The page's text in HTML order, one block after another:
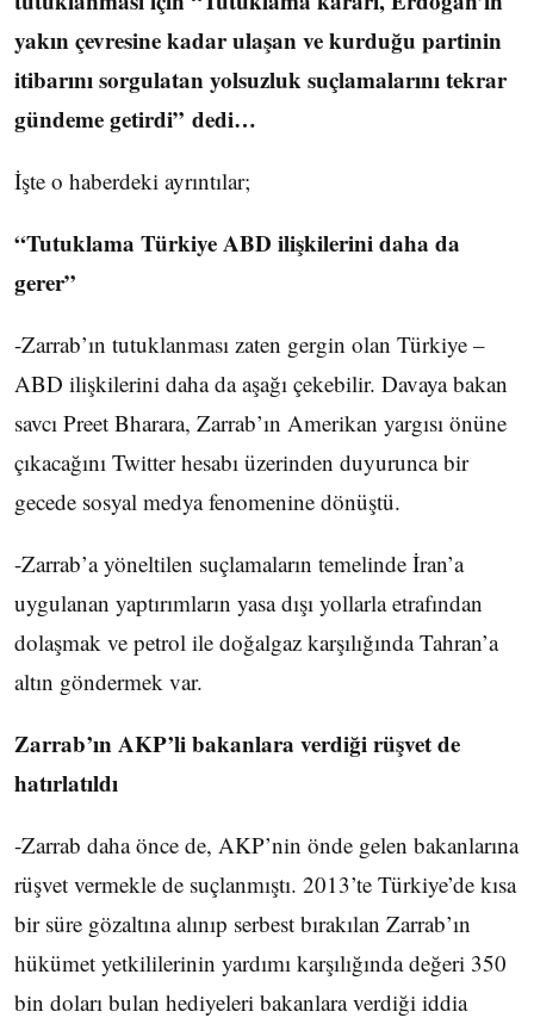
yakın çevresine kadar ulaşan ve kurduğu partinin
itibarını sorgulatan yolsuzluk suçlamalarını tekrar
gündeme getirdi” dedi…
İşte o haberdeki ayrıntılar;
“Tutuklama Türkiye ABD ilişkilerini daha da
gerer”
-Zarrab’ın tutuklanması zaten gergin olan Türkiye –
ABD ilişkilerini daha da aşağı çekebilir. Davaya bakan
savcı Preet Bharara, Zarrab’ın Amerikan yargısı önüne
çıkacağını Twitter hesabı üzerinden duyurunca bir
gecede sosyal medya fenomenine dönüştü.
-Zarrab’a yöneltilen suçlamaların temelinde İran’a
uygulanan yaptırımların yasa dışı yollarla etrafından
dolaşmak ve petrol ile doğalgaz karşılığında Tahran’a
altın göndermek var.
Zarrab’ın AKP’li bakanlara verdiği rüşvet de
hatırlatıldı
-Zarrab daha önce de, AKP’nin önde gelen bakanlarına
rüşvet vermekle de suçlanmıştı. 2013’te Türkiye’de kısa
bir süre gözaltına alınıp serbest bırakılan Zarrab’ın
hükümet yetkililerinin yardımı karşılığında değeri 350
bin doları bulan hediyeleri bakanlara verdiği iddia